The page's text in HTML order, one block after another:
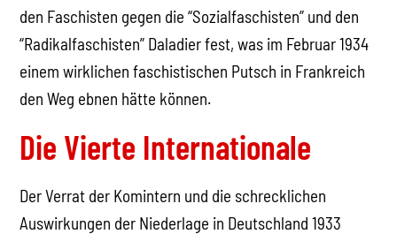
den Faschisten gegen die “Sozialfaschisten” und den
“Radikalfaschisten” Daladier fest, was im Februar 1934
einem wirklichen faschistischen Putsch in Frankreich
den Weg ebnen hätte können.
Die Vierte Internationale
Der Verrat der Komintern und die schrecklichen
Auswirkungen der Niederlage in Deutschland 1933